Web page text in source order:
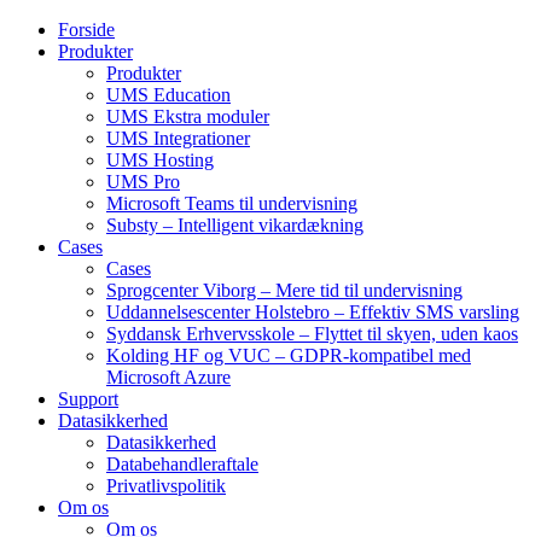
Forside
Produkter
Produkter
UMS Education
UMS Ekstra moduler
UMS Integrationer
UMS Hosting
UMS Pro
Microsoft Teams til undervisning
Substy – Intelligent vikardækning
Cases
Cases
Sprogcenter Viborg – Mere tid til undervisning
Uddannelsescenter Holstebro – Effektiv SMS varsling
Syddansk Erhvervsskole – Flyttet til skyen, uden kaos
Kolding HF og VUC – GDPR-kompatibel med
Microsoft Azure
Support
Datasikkerhed
Datasikkerhed
Databehandleraftale
Privatlivspolitik
Om os
Om os